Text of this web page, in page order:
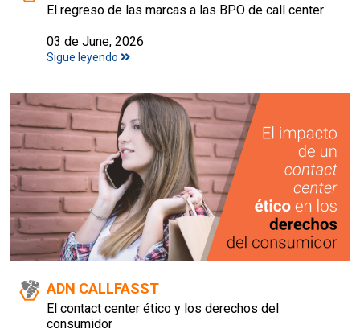
El regreso de las marcas a las BPO de call center
03 de June, 2026
Sigue leyendo
ADN CALLFASST
El contact center ético y los derechos del
consumidor